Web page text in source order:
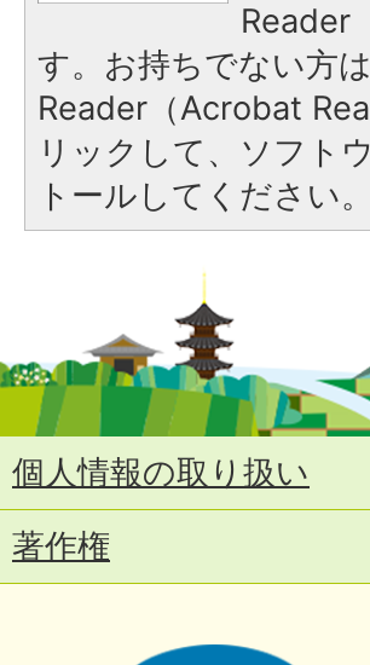
Reader
す。お持ちでない方
Reader（Acrobat
リックして、ソフト
トールしてください。
個人情報の取り扱い
著作権